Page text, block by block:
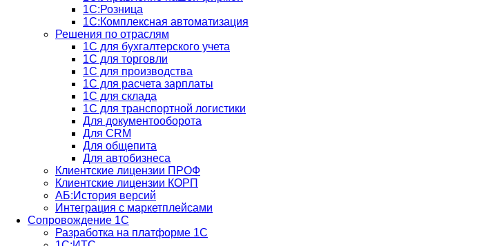
1С:Розница
1С:Комплексная автоматизация
Решения по отраслям
1С для бухгалтерского учета
1С для торговли
1С для производства
1C для расчета зарплаты
1С для склада
1С для транспортной логистики
Для документооборота
Для CRM
Для общепита
Для автобизнеса
Клиентские лицензии ПРОФ
Клиентские лицензии КОРП
АБ:История версий
Интеграция с маркетплейсами
Сопровождение 1С
Разработка на платформе 1С